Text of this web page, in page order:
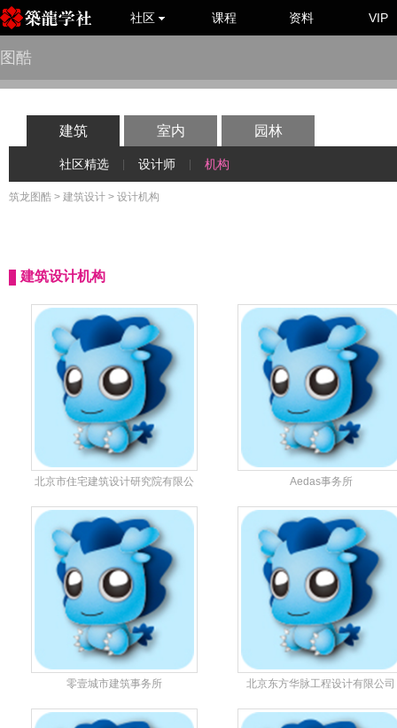
社区 课程 资料 VIP
图酷
建筑 室内 园林
社区精选 设计师 机构
筑龙图酷 > 建筑设计 > 设计机构
建筑设计机构
北京市住宅建筑设计研究院有限公
司
Aedas事务所
零壹城市建筑事务所 北京东方华脉工程设计有限公司